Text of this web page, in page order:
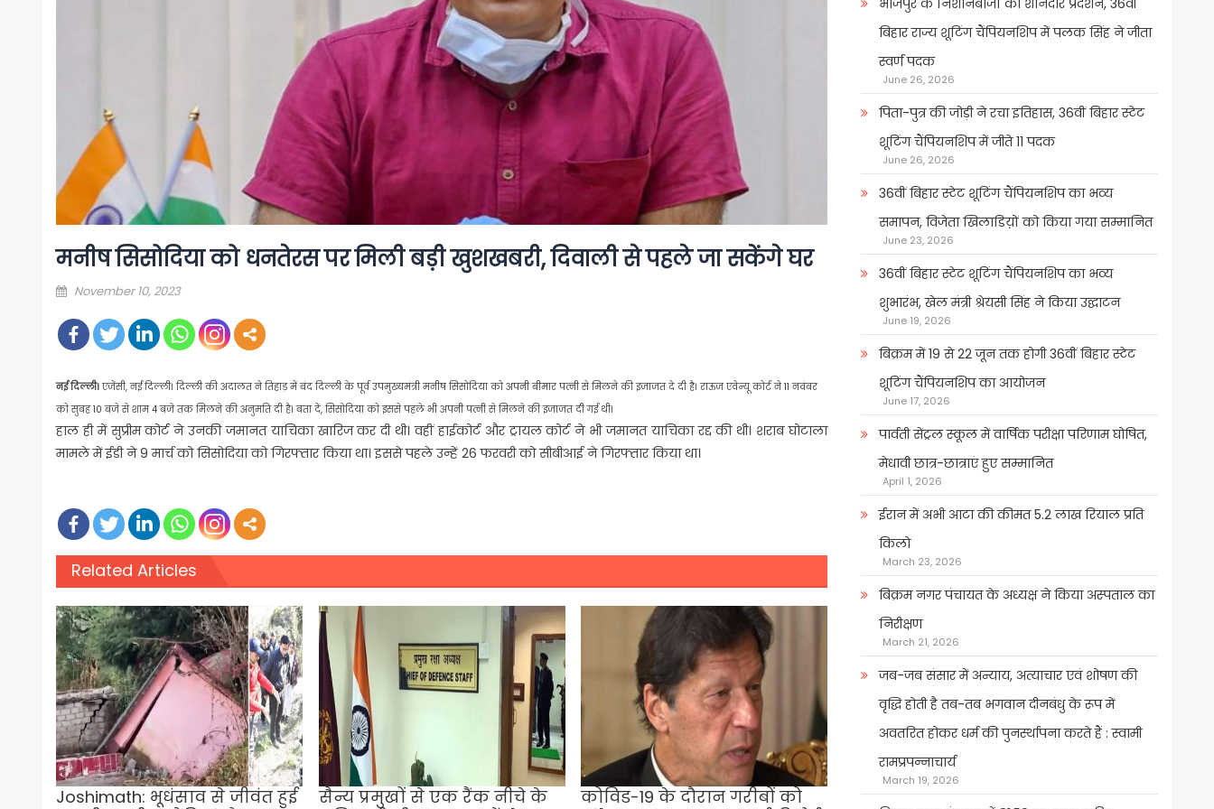
मनीष सिसोदिया को धनतेरस पर मिली बड़ी खुशखबरी, दिवाली से पहले जा सकेंगे घर
Posted
November 10, 2023
नई दिल्ली।एजेंसी, नई दिल्ली। दिल्ली की अदालत ने तिहाड़ में बंद दिल्ली के पूर्व उपमुख्यमंत्री मनीष सिसोदिया को अपनी बीमार पत्नी से मिलने की इजाजत दे दी है। राऊज एवेन्यू कोर्ट ने 11 नवंबर
को सुबह 10 बजे से शाम 4 बजे तक मिलने की अनुमति दी है। बता दें, सिसोदिया को इससे पहले भी अपनी पत्नी से मिलने की इजाजत दी गई थी।
हाल ही में सुप्रीम कोर्ट ने उनकी जमानत याचिका खारिज कर दी थी। वहीं हाईकोर्ट और ट्रायल कोर्ट ने भी जमानत याचिका रद्द की थी। शराब घोटाला
मामले में ईडी ने 9 मार्च को सिसोदिया को गिरफ्तार किया था। इससे पहले उन्हें 26 फरवरी को सीबीआई ने गिरफ्तार किया था।
Related Articles
Joshimath: भूधंसाव से जीवंत हुई
सैन्य प्रमुखों से एक रैंक नीचे के
कोविड-19 के दौरान गरीबों को
भोजपुर के निशानेबाजों का शानदार प्रदर्शन, 36वीं
बिहार राज्य शूटिंग चैंपियनशिप में पलक सिंह ने जीता
स्वर्ण पदक
June 26, 2026
पिता-पुत्र की जोड़ी ने रचा इतिहास, 36वीं बिहार स्टेट
शूटिंग चैंपियनशिप में जीते 11 पदक
June 26, 2026
36वीं बिहार स्टेट शूटिंग चैंपियनशिप का भव्य
समापन, विजेता खिलाडिय़ों को किया गया सम्मानित
June 23, 2026
36वीं बिहार स्टेट शूटिंग चैंपियनशिप का भव्य
शुभारंभ, खेल मंत्री श्रेयसी सिंह ने किया उद्घाटन
June 19, 2026
बिक्रम में 19 से 22 जून तक होगी 36वीं बिहार स्टेट
शूटिंग चैंपियनशिप का आयोजन
June 17, 2026
पार्वती सेंट्रल स्कूल में वार्षिक परीक्षा परिणाम घोषित,
मेधावी छात्र-छात्राएं हुए सम्मानित
April 1, 2026
ईरान में अभी आटा की कीमत 5.2 लाख रियाल प्रति
किलो
March 23, 2026
बिक्रम नगर पंचायत के अध्यक्ष ने किया अस्पताल का
निरीक्षण
March 21, 2026
जब-जब संसार में अन्याय, अत्याचार एवं शोषण की
वृद्धि होती है तब-तब भगवान दीनबंधु के रूप में
अवतरित होकर धर्म की पुनर्स्थापना करते हैं : स्वामी
रामप्रपन्नाचार्य
March 19, 2026